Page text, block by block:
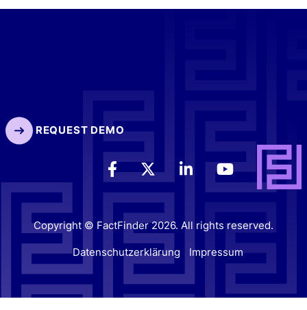
REQUEST DEMO
Copyright © FactFinder 2026. All rights reserved.
Datenschutzerklärung Impressum